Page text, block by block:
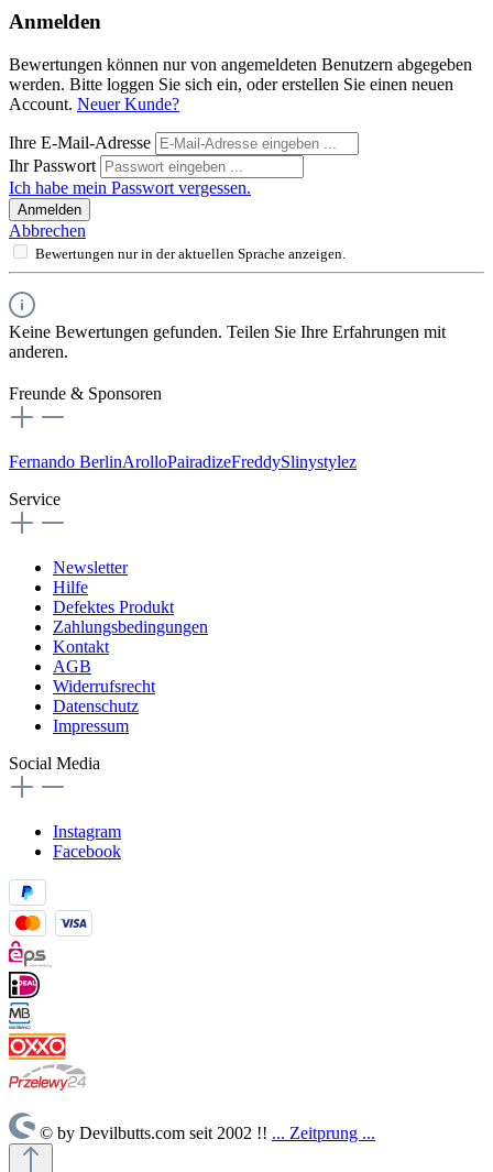
Anmelden
Bewertungen können nur von angemeldeten Benutzern abgegeben
werden. Bitte loggen Sie sich ein, oder erstellen Sie einen neuen
Account. Neuer Kunde?
Ihre E-Mail-Adresse
Ihr Passwort
Ich habe mein Passwort vergessen.
Anmelden
Abbrechen
Bewertungen nur in der aktuellen Sprache anzeigen.
Keine Bewertungen gefunden. Teilen Sie Ihre Erfahrungen mit
anderen.
Freunde & Sponsoren
Fernando BerlinArolloPairadizeFreddySlinystylez
Service
Newsletter
Hilfe
Defektes Produkt
Zahlungsbedingungen
Kontakt
AGB
Widerrufsrecht
Datenschutz
Impressum
Social Media
Instagram
Facebook
© by Devilbutts.com seit 2002 !! ... Zeitprung ...